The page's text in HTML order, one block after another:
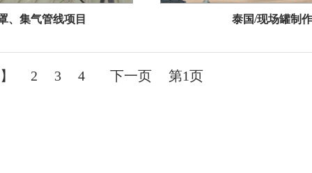
、集气管线项目 泰国/现场罐制
2 3 4 下一页 第1页